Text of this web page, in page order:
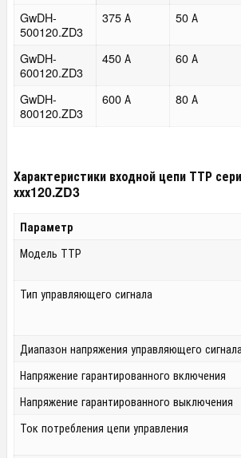
GwDH-
500120.ZD3
375 А 50 А
GwDH-
600120.ZD3
450 А 60 А
GwDH-
800120.ZD3
600 А 80 А
Характеристики входной цепи ТТР
ххх120.ZD3
Параметр
Модель ТТР
Тип управляющего сигнала
Диапазон напряжения управляющего сигнала
Напряжение гарантированного включения
Напряжение гарантированного выключения
Ток потребления цепи управления